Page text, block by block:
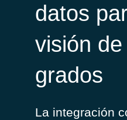
datos
visión
grados
La integración